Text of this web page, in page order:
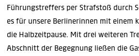
Führungstreffers per Strafstoß durch
es für unsere Berlinerinnen mit einem
die Halbzeitpause. Mit drei weiteren
Abschnitt der Begegnung ließen die